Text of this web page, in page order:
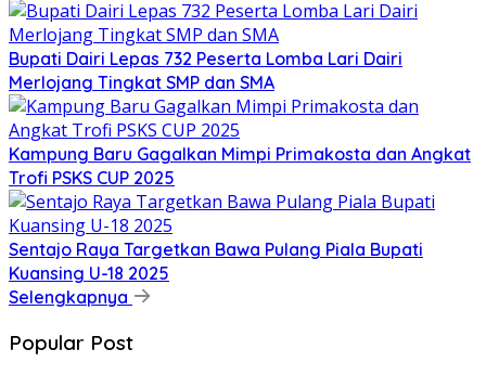
Bupati Dairi Lepas 732 Peserta Lomba Lari Dairi
Merlojang Tingkat SMP dan SMA
Kampung Baru Gagalkan Mimpi Primakosta dan Angkat
Trofi PSKS CUP 2025
Sentajo Raya Targetkan Bawa Pulang Piala Bupati
Kuansing U-18 2025
Selengkapnya
Popular Post